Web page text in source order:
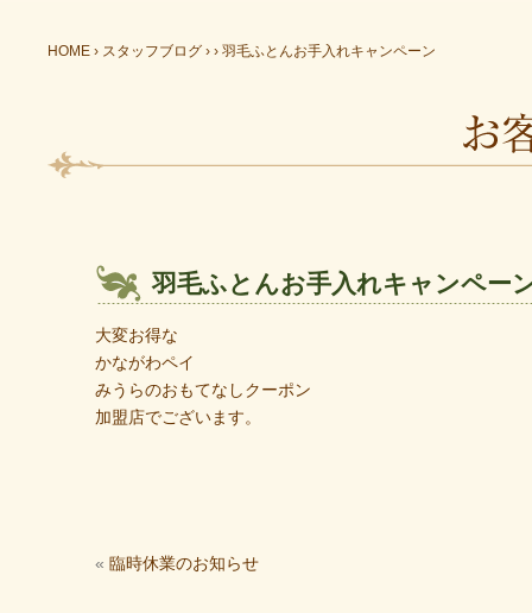
HOME › スタッフブログ › › 羽毛ふとんお手入れキャンペーン
羽毛ふとんお手入れキャンペー
大変お得な
かながわペイ
みうらのおもてなしクーポン
加盟店でございます。
« 臨時休業のお知らせ